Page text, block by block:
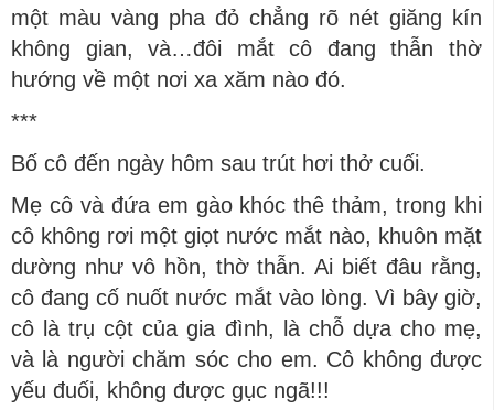
một màu vàng pha đỏ chẳng rõ nét giăng kín
không gian, và…đôi mắt cô đang thẫn thờ
hướng về một nơi xa xăm nào đó.
***
Bố cô đến ngày hôm sau trút hơi thở cuối.
Mẹ cô và đứa em gào khóc thê thảm, trong khi
cô không rơi một giọt nước mắt nào, khuôn mặt
dường như vô hồn, thờ thẫn. Ai biết đâu rằng,
cô đang cố nuốt nước mắt vào lòng. Vì bây giờ,
cô là trụ cột của gia đình, là chỗ dựa cho mẹ,
và là người chăm sóc cho em. Cô không được
yếu đuối, không được gục ngã!!!